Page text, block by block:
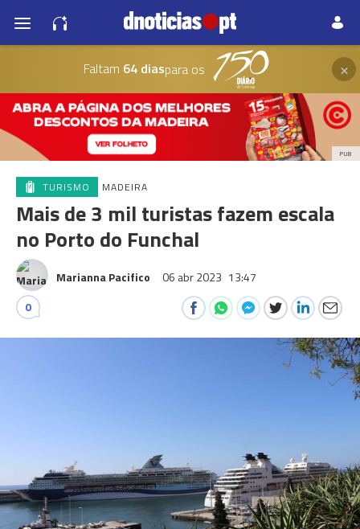
Faltam 64 diaspara os ×
PUB
TURISMO MADEIRA
Mais de 3 mil turistas fazem escala
no Porto do Funchal
Marianna Pacifico 06 abr 2023 13:47
0